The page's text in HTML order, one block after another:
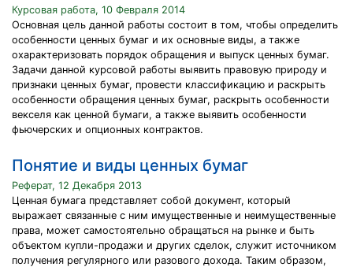
Курсовая работа, 10 Февраля 2014
Основная цель данной работы состоит в том, чтобы определить
особенности ценных бумаг и их основные виды, а также
охарактеризовать порядок обращения и выпуск ценных бумаг.
Задачи данной курсовой работы выявить правовую природу и
признаки ценных бумаг, провести классификацию и раскрыть
особенности обращения ценных бумаг, раскрыть особенности
векселя как ценной бумаги, а также выявить особенности
фьючерских и опционных контрактов.
Понятие и виды ценных бумаг
Реферат, 12 Декабря 2013
Ценная бумага представляет собой документ, который
выражает связанные с ним имущественные и неимущественные
права, может самостоятельно обращаться на рынке и быть
объектом купли-продажи и других сделок, служит источником
получения регулярного или разового дохода. Таким образом,